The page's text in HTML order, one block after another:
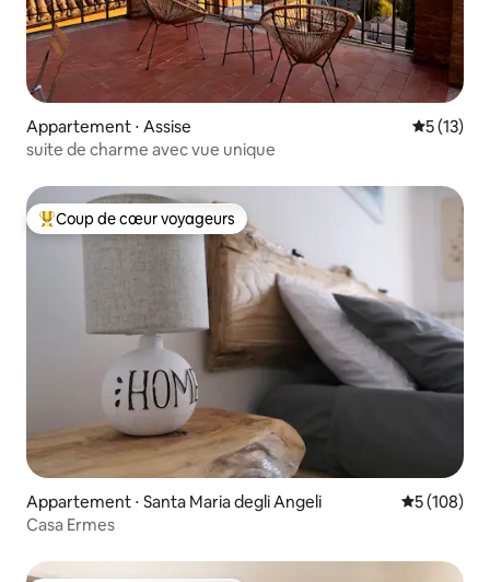
Appartement ⋅ Assise
5 (13)
suite de charme avec vue unique
Coups de cœur voyageurs les plus appréciés
Coup de cœur voyageurs
Appartement ⋅ Santa Maria degli Angeli Évaluation
5 (108)
Casa Ermes